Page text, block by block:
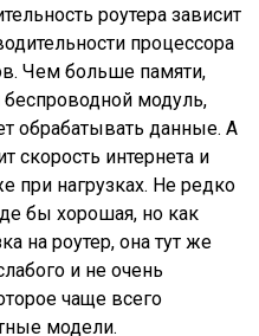
роутера зависит
процессора
Чем больше памяти,
модуль,
обрабатывать данные. А
скорость интернета и
при нагрузках. Не редко
бы хорошая, но как
на роутер, она тут же
и не очень
чаще всего
модели.